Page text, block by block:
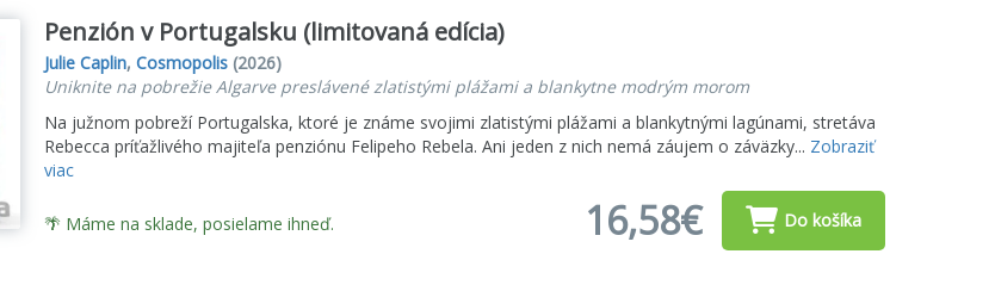
Penzión v Portugalsku (limitovaná edícia)
Julie Caplin, Cosmopolis(2026)
Uniknite na pobrežie Algarve preslávené zlatistými plážami a blankytne modrým morom
Na južnom pobreží Portugalska, ktoré je známe svojimi zlatistými plážami a blankytnými lagúnami, stretáva
Rebecca príťažlivého majiteľa penziónu Felipeho Rebela. Ani jeden z nich nemá záujem o záväzky... Zobraziť
viac
🌴 Máme na sklade, posielame ihneď. 16,58€ Do košíka